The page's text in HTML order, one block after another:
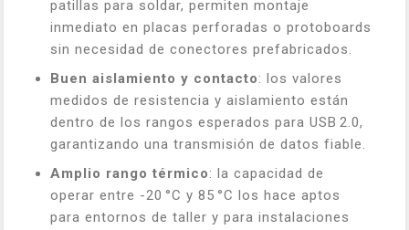
patillas para soldar, permiten montaje
inmediato en placas perforadas o protoboards
sin necesidad de conectores prefabricados.
Buen aislamiento y contacto: los valores
medidos de resistencia y aislamiento están
dentro de los rangos esperados para USB 2.0,
garantizando una transmisión de datos fiable.
Amplio rango térmico: la capacidad de
operar entre -20 °C y 85 °C los hace aptos
para entornos de taller y para instalaciones